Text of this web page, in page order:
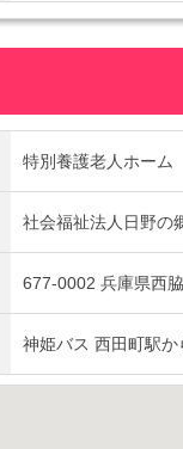
特別養護老人ホーム
社会福祉法人日野の
677-0002 兵庫県西
神姫バス 西田町駅